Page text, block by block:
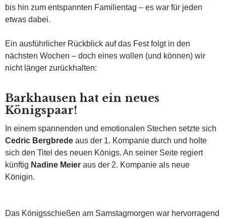
bis hin zum entspannten Familientag – es war für jeden
etwas dabei.
Ein ausführlicher Rückblick auf das Fest folgt in den
nächsten Wochen – doch eines wollen (und können) wir
nicht länger zurückhalten:
Barkhausen hat ein neues
Königspaar!
In einem spannenden und emotionalen Stechen setzte sich
Cedric Bergbrede aus der 1. Kompanie durch und holte
sich den Titel des neuen Königs. An seiner Seite regiert
künftig Nadine Meier aus der 2. Kompanie als neue
Königin.
Das Königsschießen am Samstagmorgen war hervorragend